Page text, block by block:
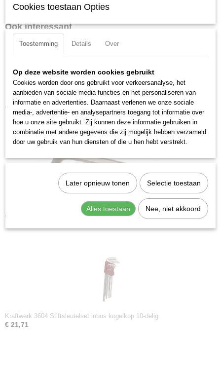
EAN code
Productcode leverancier
Mat verchroomd met kogelkop.
Ook interessant
Kraftwerk 3602 Stiftsleutelset inbus kogelkop 10-delig
€ 16,68
Kraftwerk 3602-4 Stiftsleutel inbus kogelkop 4 mm
€ 2,01
Kraftwerk 3604 Stiftsleutelset inbus kogelkop 10-delig
€ 21,71
Cookies toestaan Opties
Toestemming Details Over
Op deze website worden cookies gebruikt
Cookies worden door ons gebruikt voor verkeersanalyse, het
aanbieden van sociale media-functies en het personaliseren van
informatie en advertenties. Daarnaast verlenen we onze sociale
media-, advertentie- en analysepartners toegang tot informatie over
hoe u onze site gebruikt. Zij kunnen deze informatie gebruiken in
combinatie met andere gegevens die zij mogelijk hebben verzameld
door uw gebruik van hun diensten of die u hen hebt verstrekt.
Later opnieuw tonen Selectie toestaan
Alles toestaan Nee, niet akkoord